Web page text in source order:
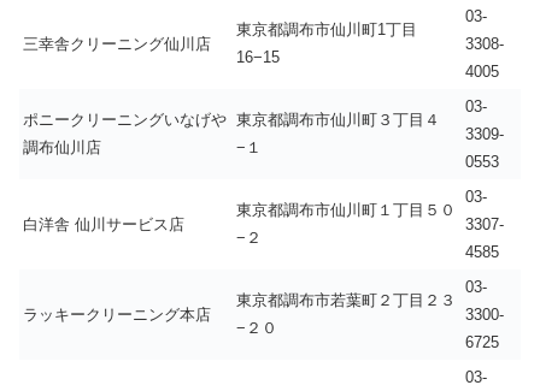
三幸舎クリーニング仙川店
東京都調布市仙川町1丁目
16−15
03-
3308-
4005
ポニークリーニングいなげや
調布仙川店
東京都調布市仙川町３丁目４
−１
03-
3309-
0553
白洋舎 仙川サービス店
東京都調布市仙川町１丁目５０
−２
03-
3307-
4585
ラッキークリーニング本店
東京都調布市若葉町２丁目２３
−２０
03-
3300-
6725
03-